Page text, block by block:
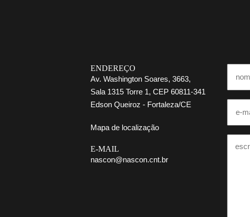
ENDEREÇO
Av. Washington Soares, 3663,
Sala 1315 Torre 1, CEP 60811-341
Edson Queiroz - Fortaleza/CE
Mapa de localização
E-MAIL
nascon@nascon.cnt.br